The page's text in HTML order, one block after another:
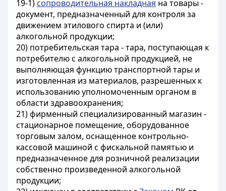
19-1) сопроводительная накладная на товары -
документ, предназначенный для контроля за
движением этилового спирта и (или)
алкогольной продукции;
20) потребительская тара - тара, поступающая к
потребителю с алкогольной продукцией, не
выполняющая функцию транспортной тары и
изготовленная из материалов, разрешенных к
использованию уполномоченным органом в
области здравоохранения;
21) фирменный специализированный магазин -
стационарное помещение, оборудованное
торговым залом, оснащенное контрольно-
кассовой машиной с фискальной памятью и
предназначенное для розничной реализации
собственно произведенной алкогольной
продукции;